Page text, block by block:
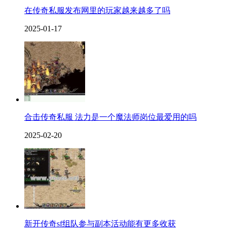
在传奇私服发布网里的玩家越来越多了吗
2025-01-17
合击传奇私服 法力是一个魔法师岗位最爱用的吗
2025-02-20
新开传奇sf组队参与副本活动能有更多收获